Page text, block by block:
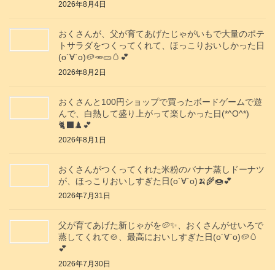
2026年8月4日
おくさんが、父が育てあげたじゃがいもで大量のポテ
トサラダをつくってくれて、ほっこりおいしかった日
(о´∀`о)🥔🥕🥒🥚💕
2026年8月2日
おくさんと100円ショップで買ったボードゲームで遊
んで、白熱して盛り上がって楽しかった日(*^O^*)
🐈‍⬛♟️💕
2026年8月1日
おくさんがつくってくれた米粉のバナナ蒸しドーナツ
が、ほっこりおいしすぎた日(о´∀`о)🍌🌾🍩💕
2026年7月31日
父が育てあげた新じゃがを🥔✨️、おくさんがせいろで
蒸してくれて🍲、最高においしすぎた日(о´∀`о)🥔🥚
💕
2026年7月30日